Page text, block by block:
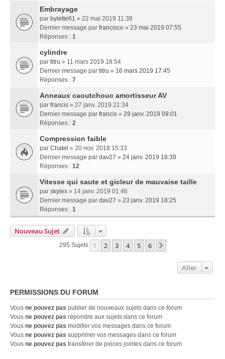
Embrayage
par bylette61 » 22 mai 2019 11:38
Dernier message par francisco » 23 mai 2019 07:55
Réponses : 1
cylindre
par titru » 11 mars 2019 18:54
Dernier message par titru » 16 mars 2019 17:45
Réponses : 7
Anneaux caoutchouc amortisseur AV
par francis » 27 janv. 2019 21:34
Dernier message par francis » 29 janv. 2019 09:01
Réponses : 2
Compression faible
par Chatel » 20 nov. 2018 15:33
Dernier message par dav27 » 24 janv. 2019 18:39
Réponses : 12
Vitesse qui saute et gicleur de mauvaise taille
par skylex » 14 janv. 2019 01:46
Dernier message par dav27 » 23 janv. 2019 18:25
Réponses : 1
Nouveau Sujet
295 Sujets 1 2 3 4 5 6
Aller
PERMISSIONS DU FORUM
Vous ne pouvez pas publier de nouveaux sujets dans ce forum
Vous ne pouvez pas répondre aux sujets dans ce forum
Vous ne pouvez pas modifier vos messages dans ce forum
Vous ne pouvez pas supprimer vos messages dans ce forum
Vous ne pouvez pas transférer de pièces jointes dans ce forum